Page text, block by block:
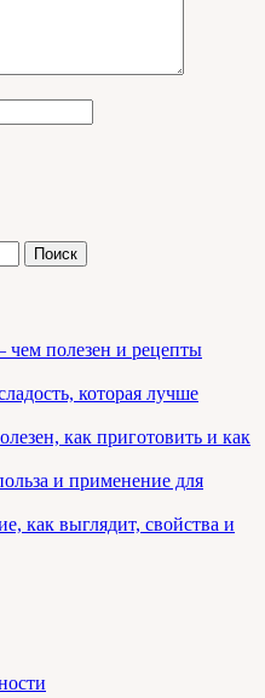
полезен и рецепты
которая лучше
как приготовить и как
и применение для
как выглядит, свойства и